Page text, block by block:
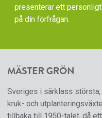
presenterar ett
på din förfrågan.
MÄSTER GRÖN
Sveriges i särklass
kruk- och
tillbaka till 1950-talet, då